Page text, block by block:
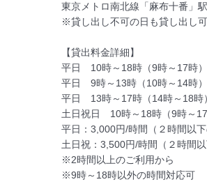
東京メトロ南北線「麻布十番」駅
※貸し出し不可の日も貸し出し
【貸出料金詳細】
平日　10時～18時（9時～17時
平日　9時～13時（10時～14時
平日　13時～17時（14時～18
土日祝日　10時～18時（9時～
平日：3,000円/時間（２時間以
土日祝：3,500円/時間（２時間
※2時間以上のご利用から
※9時～18時以外の時間対応可